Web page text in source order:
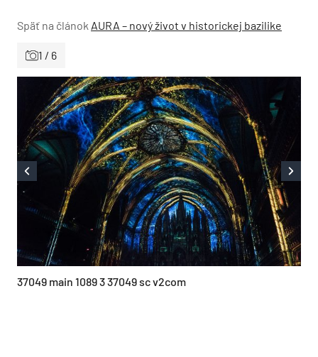
Späť na článok AURA – nový život v historickej bazilike
1 / 6
37049 main 1089 3 37049 sc v2com